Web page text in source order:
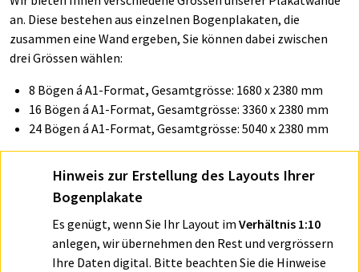
an. Diese bestehen aus einzelnen Bogenplakaten, die
zusammen eine Wand ergeben, Sie können dabei zwischen
drei Grössen wählen:
8 Bögen á A1-Format, Gesamtgrösse: 1680 x 2380 mm
16 Bögen á A1-Format, Gesamtgrösse: 3360 x 2380 mm
24 Bögen á A1-Format, Gesamtgrösse: 5040 x 2380 mm
Hinweis zur Erstellung des Layouts Ihrer
Bogenplakate
Es genügt, wenn Sie Ihr Layout im Verhältnis 1:10
anlegen, wir übernehmen den Rest und vergrössern
Ihre Daten digital. Bitte beachten Sie die Hinweise